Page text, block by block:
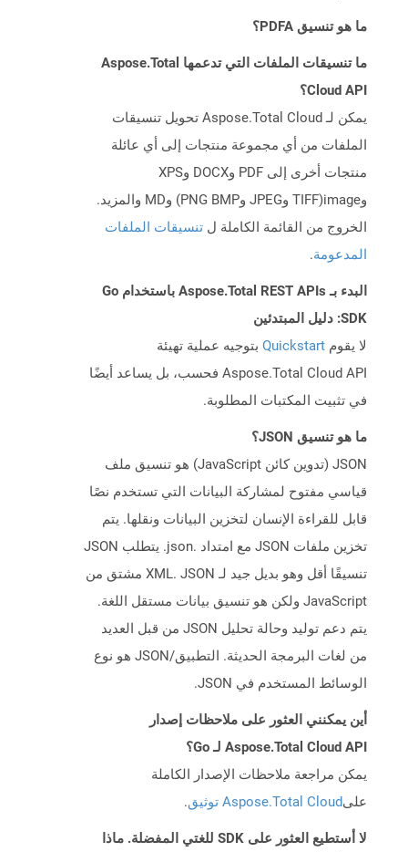
ما هو تنسيق PDFA؟
ما تنسيقات الملفات التي تدعمها Aspose.Total
Cloud API؟
يمكن لـ Aspose.Total Cloud تحويل تنسيقات
الملفات من أي مجموعة منتجات إلى أي عائلة
منتجات أخرى إلى PDF وDOCX وXPS
وimage(TIFF وJPEG وPNG BMP) وMD والمزيد.
الخروج من القائمة الكاملة ل تنسيقات الملفات
المدعومة.
البدء بـ Aspose.Total REST APIs باستخدام Go
SDK: دليل المبتدئين
لا يقوم Quickstart بتوجيه عملية تهيئة
Aspose.Total Cloud API فحسب، بل يساعد أيضًا
في تثبيت المكتبات المطلوبة.
ما هو تنسيق JSON؟
JSON (تدوين كائن JavaScript) هو تنسيق ملف
قياسي مفتوح لمشاركة البيانات التي تستخدم نصًا
قابل للقراءة الإنسان لتخزين البيانات ونقلها. يتم
تخزين ملفات JSON مع امتداد .json. يتطلب JSON
تنسيقًا أقل وهو بديل جيد لـ XML. JSON مشتق من
JavaScript ولكن هو تنسيق بيانات مستقل اللغة.
يتم دعم توليد وحالة تحليل JSON من قبل العديد
من لغات البرمجة الحديثة. التطبيق/JSON هو نوع
الوسائط المستخدم في JSON.
أين يمكنني العثور على ملاحظات إصدار
Aspose.Total Cloud API لـ Go؟
يمكن مراجعة ملاحظات الإصدار الكاملة
علىAspose.Total Cloud توثيق .
لا أستطيع العثور على SDK للغتي المفضلة. ماذا